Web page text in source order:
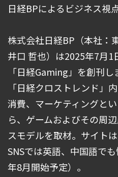
日経BPによるビジネス視
株式会社日経BP（本社：
井口 哲也）は2025年7月1
「日経Gaming」を創刊
「日経クロストレンド」
消費、マーケティングと
ら、ゲームおよびその周
スモデルを取材。サイト
SNSでは英語、中国語で
年8月開始予定）。